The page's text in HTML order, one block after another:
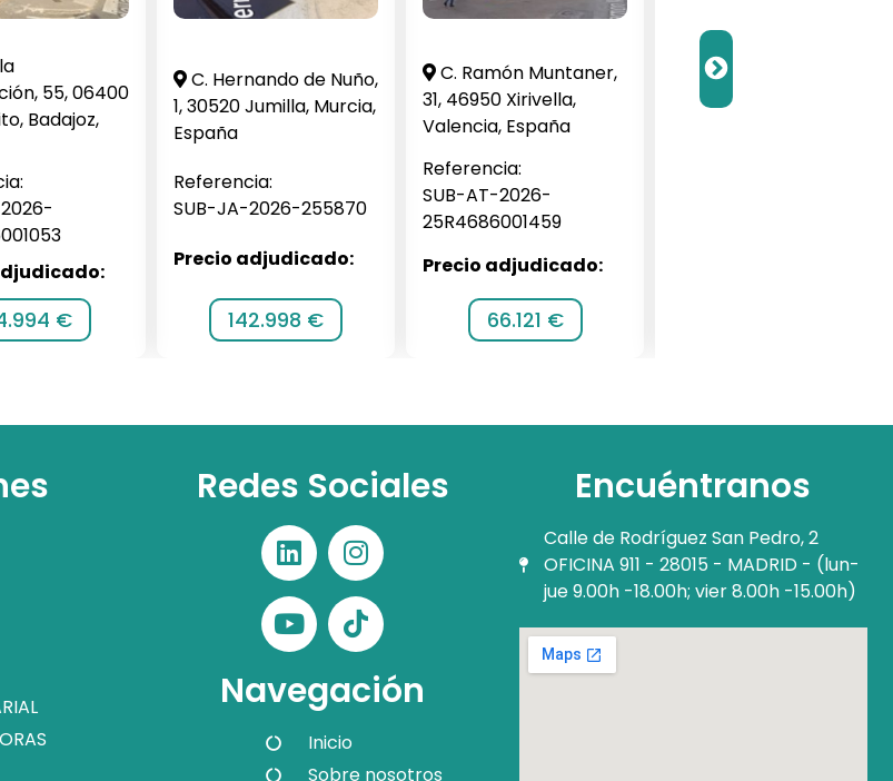
55, 06400
Badajoz,
€
C. Hernando de Nuño,
1, 30520 Jumilla, Murcia,
España
Referencia:
SUB-JA-2026-255870
Precio adjudicado:
142.998 €
C. Ramón Muntaner,
31, 46950 Xirivella,
Valencia, España
Referencia:
SUB-AT-2026-
25R4686001459
Precio adjudicado:
66.121 €
Barrio Veneziola G, 1,
San Javier, Murcia,
Redes Sociales
Navegación
Inicio
Sobre nosotros
Encuéntranos
Calle de Rodríguez San Pedro, 2
OFICINA 911 - 28015 - MADRID - (lun-
jue 9.00h -18.00h; vier 8.00h -15.00h)